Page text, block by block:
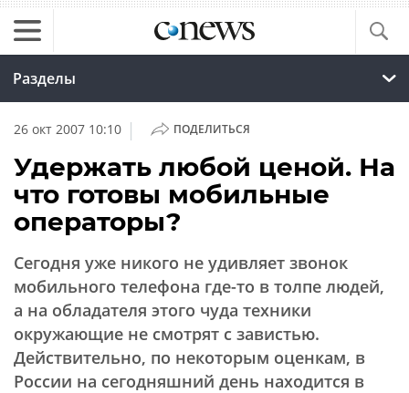
Разделы
26 окт 2007 10:10 | ПОДЕЛИТЬСЯ
Удержать любой ценой. На
что готовы мобильные
операторы?
Сегодня уже никого не удивляет звонок
мобильного телефона где-то в толпе людей,
а на обладателя этого чуда техники
окружающие не смотрят с завистью.
Действительно, по некоторым оценкам, в
России на сегодняшний день находится в